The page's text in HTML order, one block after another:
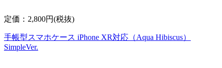
定価：2,800円(税抜)
手帳型スマホケース iPhone XR対応（Aqua Hibiscus）
SimpleVer.